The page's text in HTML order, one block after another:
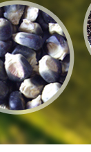
: Use of
企业荣